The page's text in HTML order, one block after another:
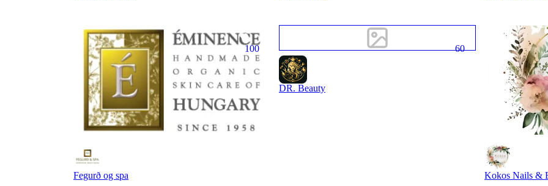
100
Fegurð og spa
60
DR. Beauty
Kokos Nails &